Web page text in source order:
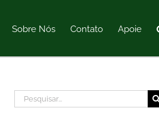
Sobre Nós Contato Apoie
Buscar
resultados